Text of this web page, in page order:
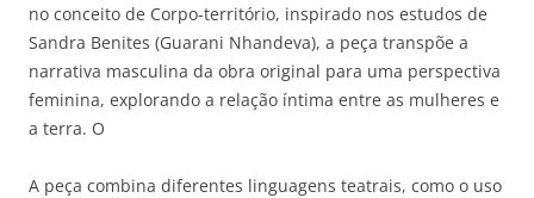
no conceito de Corpo-território, inspirado nos estudos de
Sandra Benites (Guarani Nhandeva), a peça transpõe a
narrativa masculina da obra original para uma perspectiva
feminina, explorando a relação íntima entre as mulheres e
a terra. O
A peça combina diferentes linguagens teatrais, como o uso